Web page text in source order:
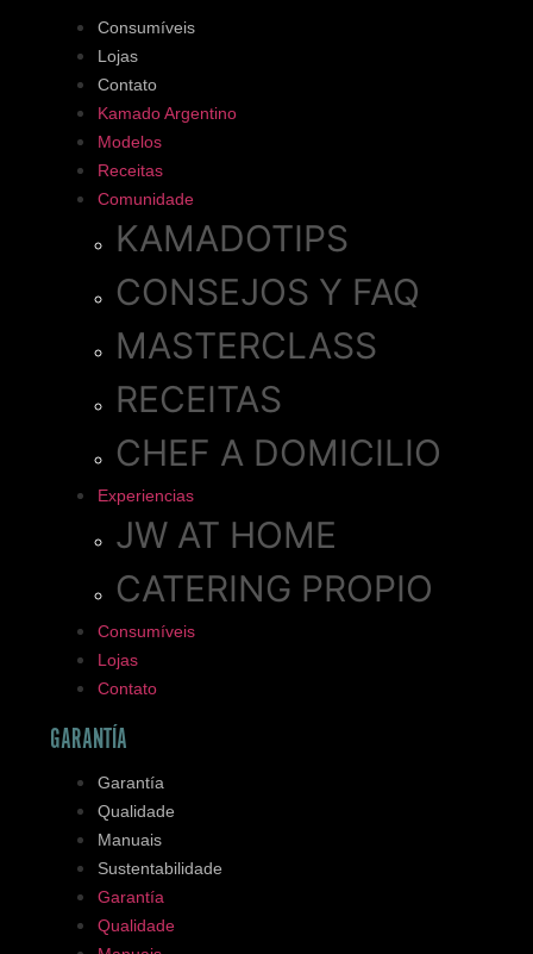
Consumíveis
Lojas
Contato
Kamado Argentino
Modelos
Receitas
Comunidade
KAMADOTIPS
CONSEJOS Y FAQ
MASTERCLASS
RECEITAS
CHEF A DOMICILIO
Experiencias
JW AT HOME
CATERING PROPIO
Consumíveis
Lojas
Contato
GARANTÍA
Garantía
Qualidade
Manuais
Sustentabilidade
Garantía
Qualidade